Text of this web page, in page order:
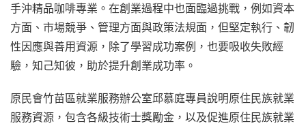
手沖精品咖啡專業。在創業過程中也面臨過挑戰，例如資本
方面、市場競爭、管理方面與政策法規面，但堅定執行、韌
性因應與善用資源，除了學習成功案例，也要吸收失敗經
驗，知己知彼，助於提升創業成功率。
原民會竹苗區就業服務辦公室邱慕庭專員說明原住民族就業
服務資源，包含各級技術士獎勵金，以及促進原住民族就業